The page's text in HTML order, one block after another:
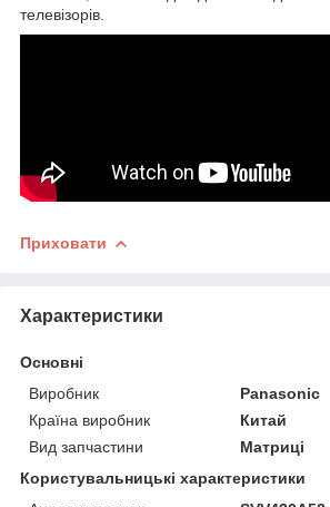
телевізорів.
Приховати
Характеристики
Основні
Виробник
Panasonic
Країна виробник
Китай
Вид запчастини
Матриці
Користувальницькі характеристики